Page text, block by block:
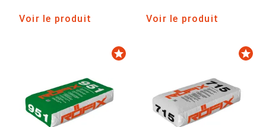
Voir le produit Voir le produit